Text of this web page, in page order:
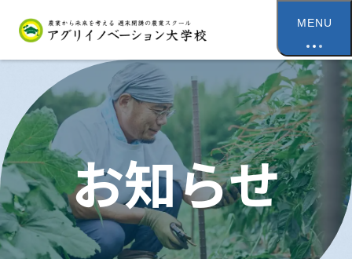
MENU
お知らせ